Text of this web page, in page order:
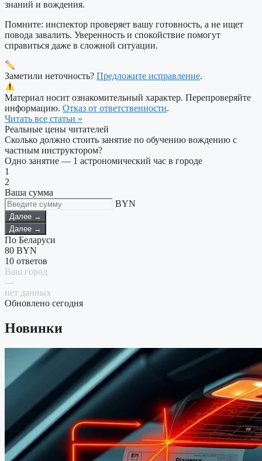
знаний и вождения.
Помните: инспектор проверяет вашу готовность, а не ищет
повода завалить. Уверенность и спокойствие помогут
справиться даже в сложной ситуации.
Заметили неточность? Предложите исправление.
Материал носит ознакомительный характер. Перепроверяйте
информацию. Отказ от ответственности.
Читать все статьи »
Реальные цены читателей
Сколько должно стоить занятие по обучению вождению с
частным инструктором?
Одно занятие — 1 астрономический час в городе
1
2
Ваша сумма
BYN
Далее →
Далее →
По Беларуси
80 BYN
10 ответов
Ваш город
—
нет данных
Обновлено сегодня
Новинки